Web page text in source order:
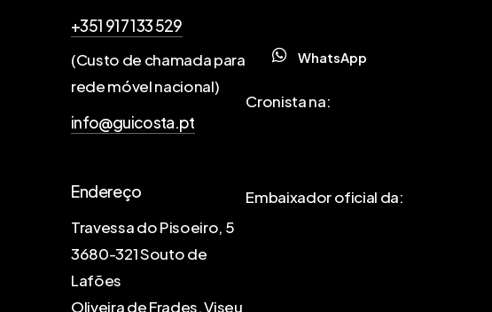
+351 917 133 529
(Custo de chamada para
rede móvel nacional)
info@guicosta.pt
Endereço
Travessa do Pisoeiro, 5
3680-321 Souto de
Lafões
Oliveira de Frades, Viseu
WhatsApp
Cronista na:
Embaixador oficial da: